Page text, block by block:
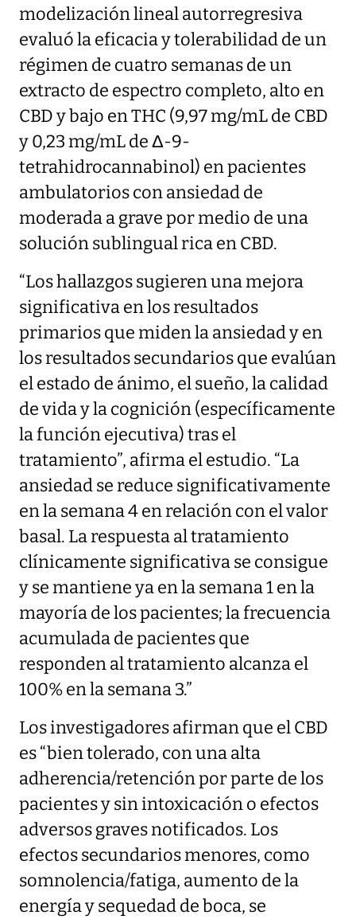
modelización lineal autorregresiva
evaluó la eficacia y tolerabilidad de un
régimen de cuatro semanas de un
extracto de espectro completo, alto en
CBD y bajo en THC (9,97 mg/mL de CBD
y 0,23 mg/mL de Δ-9-
tetrahidrocannabinol) en pacientes
ambulatorios con ansiedad de
moderada a grave por medio de una
solución sublingual rica en CBD.
“Los hallazgos sugieren una mejora
significativa en los resultados
primarios que miden la ansiedad y en
los resultados secundarios que evalúan
el estado de ánimo, el sueño, la calidad
de vida y la cognición (específicamente
la función ejecutiva) tras el
tratamiento”, afirma el estudio. “La
ansiedad se reduce significativamente
en la semana 4 en relación con el valor
basal. La respuesta al tratamiento
clínicamente significativa se consigue
y se mantiene ya en la semana 1 en la
mayoría de los pacientes; la frecuencia
acumulada de pacientes que
responden al tratamiento alcanza el
100% en la semana 3.”
Los investigadores afirman que el CBD
es “bien tolerado, con una alta
adherencia/retención por parte de los
pacientes y sin intoxicación o efectos
adversos graves notificados. Los
efectos secundarios menores, como
somnolencia/fatiga, aumento de la
energía y sequedad de boca, se